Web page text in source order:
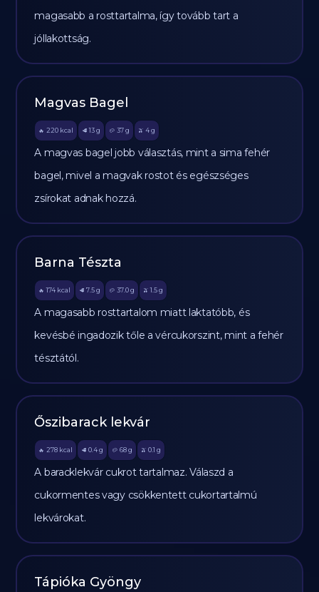
magasabb a rosttartalma, így tovább tart a
jóllakottság.
Magvas Bagel
🔥 220 kcal 🥩 13 g 🥔 37g 🫒 4 g
A magvas bagel jobb választás, mint a sima fehér
bagel, mivel a magvak rostot és egészséges
zsírokat adnak hozzá.
Barna Tészta
🔥 174 kcal 🥩 7.5 g 🥔 37.0g 🫒 1.5 g
A magasabb rosttartalom miatt laktatóbb, és
kevésbé ingadozik tőle a vércukorszint, mint a fehér
tésztától.
Őszibarack lekvár
🔥 278 kcal 🥩 0.4 g 🥔 68g 🫒 0.1 g
A baracklekvár cukrot tartalmaz. Válaszd a
cukormentes vagy csökkentett cukortartalmú
lekvárokat.
Tápióka Gyöngy